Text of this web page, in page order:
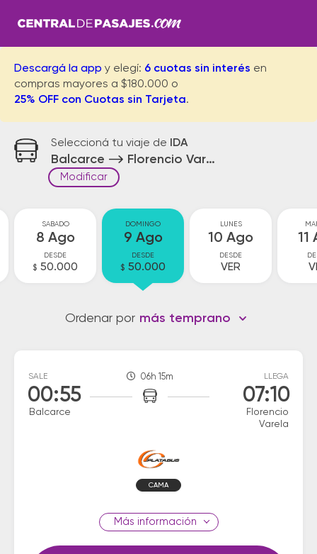
Descargá la app y elegí: 6 cuotas sin interés en
compras mayores a $180.000 o
25% OFF con Cuotas sin Tarjeta.
Seleccioná tu viaje de IDA
Balcarce Florencio Varela
Modificar
SABADO
8 Ago
DESDE
$ 50.000
DOMINGO
9 Ago
DESDE
$ 50.000
LUNES
10 Ago
DESDE
VER
11
Ordenar por más temprano
SALE
00:55
Balcarce
06h 15m LLEGA
07:10
Florencio
Varela
CAMA
información